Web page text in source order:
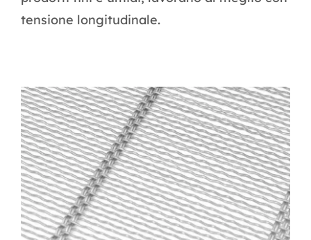
tensione longitudinale.